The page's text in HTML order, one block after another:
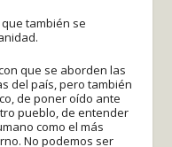
también se
que se aborden las
del país, pero también
de poner oído ante
pueblo, de entender
como el más
No podemos ser